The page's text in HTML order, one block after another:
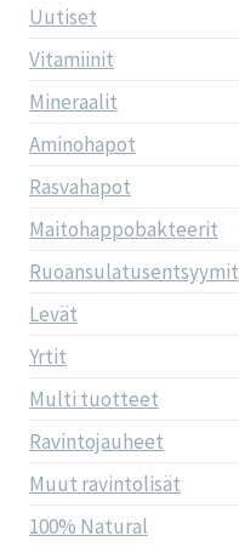
Uutiset
Vitamiinit
Mineraalit
Aminohapot
Rasvahapot
Maitohappobakteerit
Ruoansulatusentsyymit
Levät
Yrtit
Multi tuotteet
Ravintojauheet
Muut ravintolisät
100% Natural